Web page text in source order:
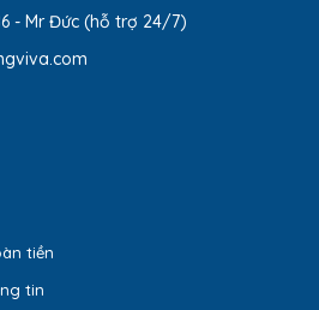
1 Ống hút inox; 1 Túi
- Mr Đức (hỗ trợ 24/7)
tiền
tin